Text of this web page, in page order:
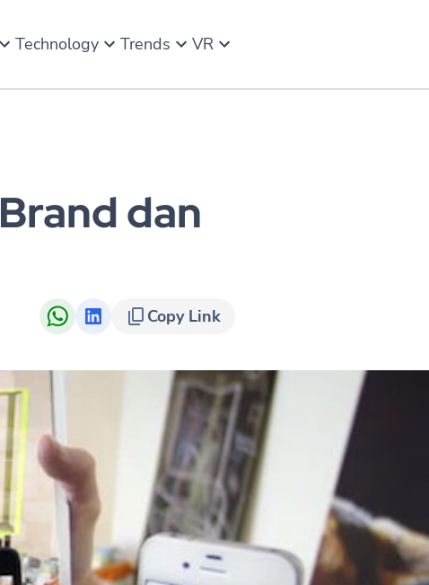
Technology Trends VR
dan
Copy Link